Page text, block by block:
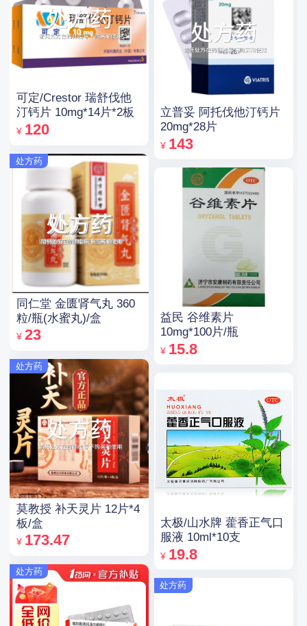
可定/Crestor 瑞舒伐他
汀钙片 10mg*14片*2板
¥ 120
处方药
同仁堂 金匮肾气丸 360
粒/瓶(水蜜丸)/盒
¥ 23
处方药
莫教授 补天灵片 12片*4
板/盒
¥ 173.47
处方药
立普妥 阿托伐他汀钙片
20mg*28片
¥ 143
益民 谷维素片
10mg*100片/瓶
¥ 15.8
太极/山水牌 藿香正气口
服液 10ml*10支
¥ 19.8
处方药